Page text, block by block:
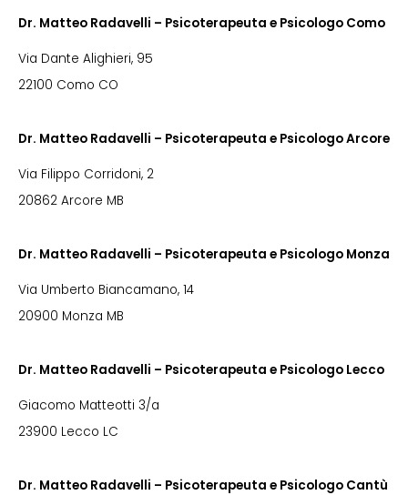
Dr. Matteo Radavelli – Psicoterapeuta e Psicologo Como
Via Dante Alighieri, 95
22100 Como CO
Dr. Matteo Radavelli – Psicoterapeuta e Psicologo Arcore
Via Filippo Corridoni, 2
20862 Arcore MB
Dr. Matteo Radavelli – Psicoterapeuta e Psicologo Monza
Via Umberto Biancamano, 14
20900 Monza MB
Dr. Matteo Radavelli – Psicoterapeuta e Psicologo Lecco
Giacomo Matteotti 3/a
23900 Lecco LC
Dr. Matteo Radavelli – Psicoterapeuta e Psicologo Cantù